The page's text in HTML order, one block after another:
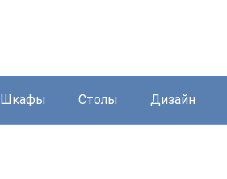
Шкафы Столы Дизайн